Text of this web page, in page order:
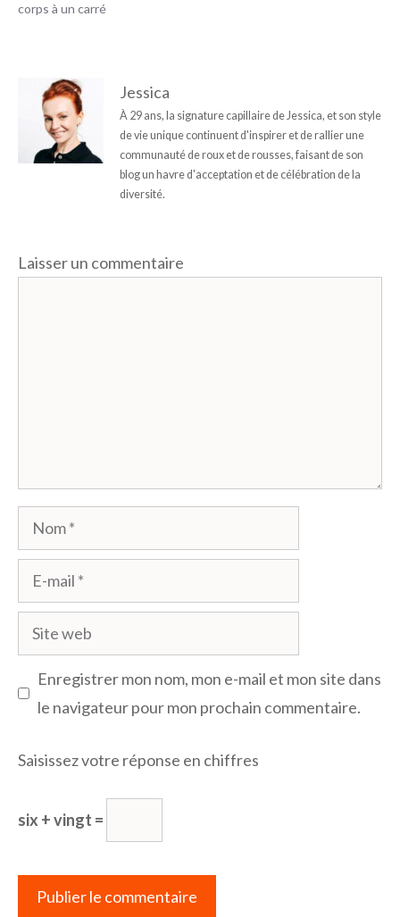
corps à un carré
Jessica
À 29 ans, la signature capillaire de Jessica, et son style
de vie unique continuent d'inspirer et de rallier une
communauté de roux et de rousses, faisant de son
blog un havre d'acceptation et de célébration de la
diversité.
Laisser un commentaire
Nom
mail
Site
web
Enregistrer mon nom, mon e-mail et mon site dans
le navigateur pour mon prochain commentaire.
Saisissez votre réponse en chiffres
six + vingt =